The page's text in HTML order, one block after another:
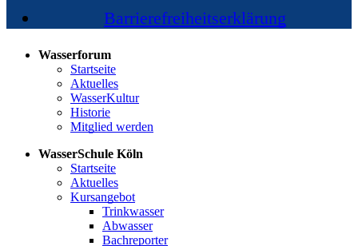
Barrierefreiheitserklärung
Wasserforum
Startseite
Aktuelles
WasserKultur
Historie
Mitglied werden
WasserSchule Köln
Startseite
Aktuelles
Kursangebot
Trinkwasser
Abwasser
Bachreporter